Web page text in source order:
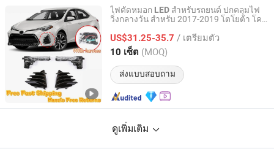
ไฟตัดหมอก LED สำหรับรถยนต์ ปกคลุมไฟ
วิ่งกลางวัน สำหรับ 2017-2019 โตโยต้า โค
US$31.25-35.7 / เตรียมตัว
10 เซ็ต (MOQ)
ส่งแบบสอบถาม
Yiwu Jony Auto Parts Co., Ltd.
Zhejiang, China อัตราจาก 2022
ดูเพิ่มเติม